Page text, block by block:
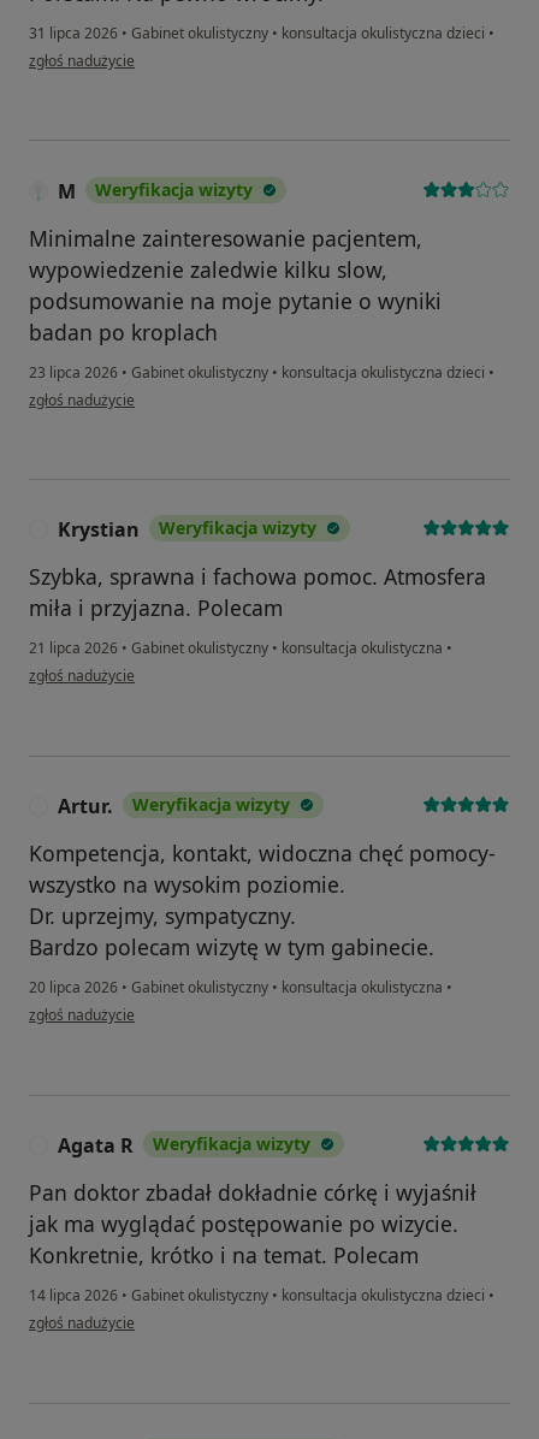
31 lipca 2026 • Gabinet okulistyczny • konsultacja okulistyczna dzieci •
w opinii użytkownika Luiza
zgłoś nadużycie
M Weryfikacja wizyty
Minimalne zainteresowanie pacjentem,
wypowiedzenie zaledwie kilku slow,
podsumowanie na moje pytanie o wyniki
badan po kroplach
23 lipca 2026 • Gabinet okulistyczny • konsultacja okulistyczna dzieci •
w opinii użytkownika M
zgłoś nadużycie
Krystian Weryfikacja wizyty
Szybka, sprawna i fachowa pomoc. Atmosfera
miła i przyjazna. Polecam
21 lipca 2026 • Gabinet okulistyczny • konsultacja okulistyczna •
w opinii użytkownika Krystian
zgłoś nadużycie
Artur. Weryfikacja wizyty
Kompetencja, kontakt, widoczna chęć pomocy-
wszystko na wysokim poziomie.
Dr. uprzejmy, sympatyczny.
Bardzo polecam wizytę w tym gabinecie.
20 lipca 2026 • Gabinet okulistyczny • konsultacja okulistyczna •
w opinii użytkownika Artur.
zgłoś nadużycie
Agata R Weryfikacja wizyty
Pan doktor zbadał dokładnie córkę i wyjaśnił
jak ma wyglądać postępowanie po wizycie.
Konkretnie, krótko i na temat. Polecam
14 lipca 2026 • Gabinet okulistyczny • konsultacja okulistyczna dzieci •
w opinii użytkownika Agata R
zgłoś nadużycie